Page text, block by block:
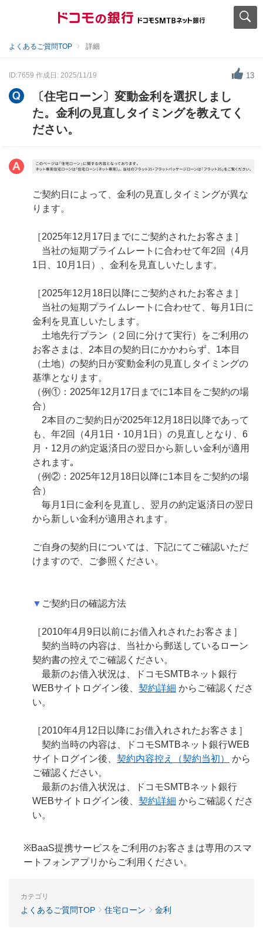
よくあるご質問TOP 詳細
ID:7659 作成日: 2025/11/19 13
〔住宅ローン〕変動金利を選択しまし
た。金利の見直しタイミングを教えてく
ださい。
ご契約日によって、金利の見直しタイミングが異な
ります。
［2025年12月17日までにご契約されたお客さま］
当社の短期プライムレートに合わせて年2回（4月
1日、10月1日）、金利を見直しいたします。
［2025年12月18日以降にご契約されたお客さま］
当社の短期プライムレートに合わせて、毎月1日に
金利を見直しいたします。
土地先行プラン（２回に分けて実行）をご利用の
お客さまは、2本目の契約日にかかわらず、1本目
（土地）の契約日が変動金利の見直しタイミングの
基準となります。
（例①：2025年12月17日までに1本目をご契約の場
合）
2本目のご契約日が2025年12月18日以降であって
も、年2回（4月1日・10月1日）の見直しとなり、6
月・12月の約定返済日の翌日から新しい金利が適用
されます｡
（例②：2025年12月18日以降に1本目をご契約の場
合）
毎月1日に金利を見直し、翌月の約定返済日の翌日
から新しい金利が適用されます。
ご自身の契約日については、下記にてご確認いただ
けますので、ご参照ください。
▼ ご契約日の確認方法
［2010年4月9日以前にお借入れされたお客さま］
契約当時の内容は、当社から郵送しているローン
契約書の控えでご確認ください。
最新のお借入状況は、ドコモSMTBネット銀行
WEBサイトログイン後、 契約詳細 からご確認くださ
い。
［2010年4月12日以降にお借入れされたお客さま］
契約当時の内容は、ドコモSMTBネット銀行WEB
サイトログイン後、 契約内容控え（契約当初）
から
ご確認ください。
最新のお借入状況は、ドコモSMTBネット銀行
WEBサイトログイン後、 契約詳細 からご確認くださ
い。
※BaaS提携サービスをご利用のお客さまは専用のスマ
ートフォンアプリからご利用ください。
カテゴリ
よくあるご質問TOP 住宅ローン 金利